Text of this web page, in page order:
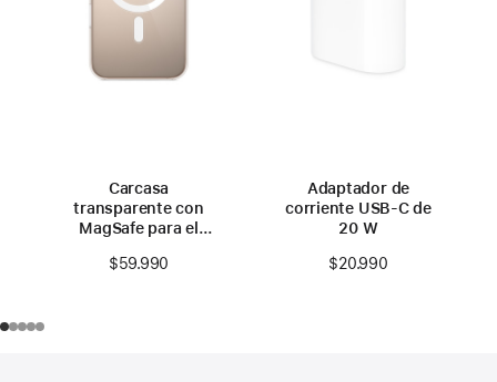
Carcasa
transparente con
MagSafe para el
$59.990
Adaptador de
corriente USB‑C de
20 W
$20.990